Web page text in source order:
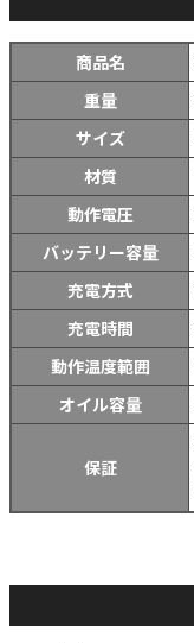
商品名
重量
サイズ
材質
動作電圧
バッテリー容量
充電方式
充電時間
動作温度範囲
オイル容量
保証